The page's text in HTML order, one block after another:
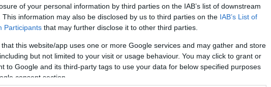
of your personal information by third parties on the IAB’s list of downstream
This information may also be disclosed by us to third parties on the IAB’s List of
Participants that may further disclose it to other third parties.
that this website/app uses one or more Google services and may gather and store
but not limited to your visit or usage behaviour. You may click to grant or
to Google and its third-party tags to use your data for below specified purposes
consent section.